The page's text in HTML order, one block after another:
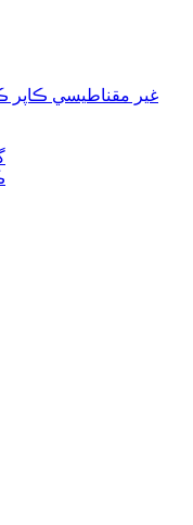
غير مقناطيسي ڪاپر